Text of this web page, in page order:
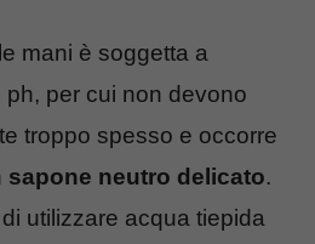
mani è soggetta a
ph, per cui non devono
troppo spesso e occorre
sapone neutro delicato.
utilizzare acqua tiepida